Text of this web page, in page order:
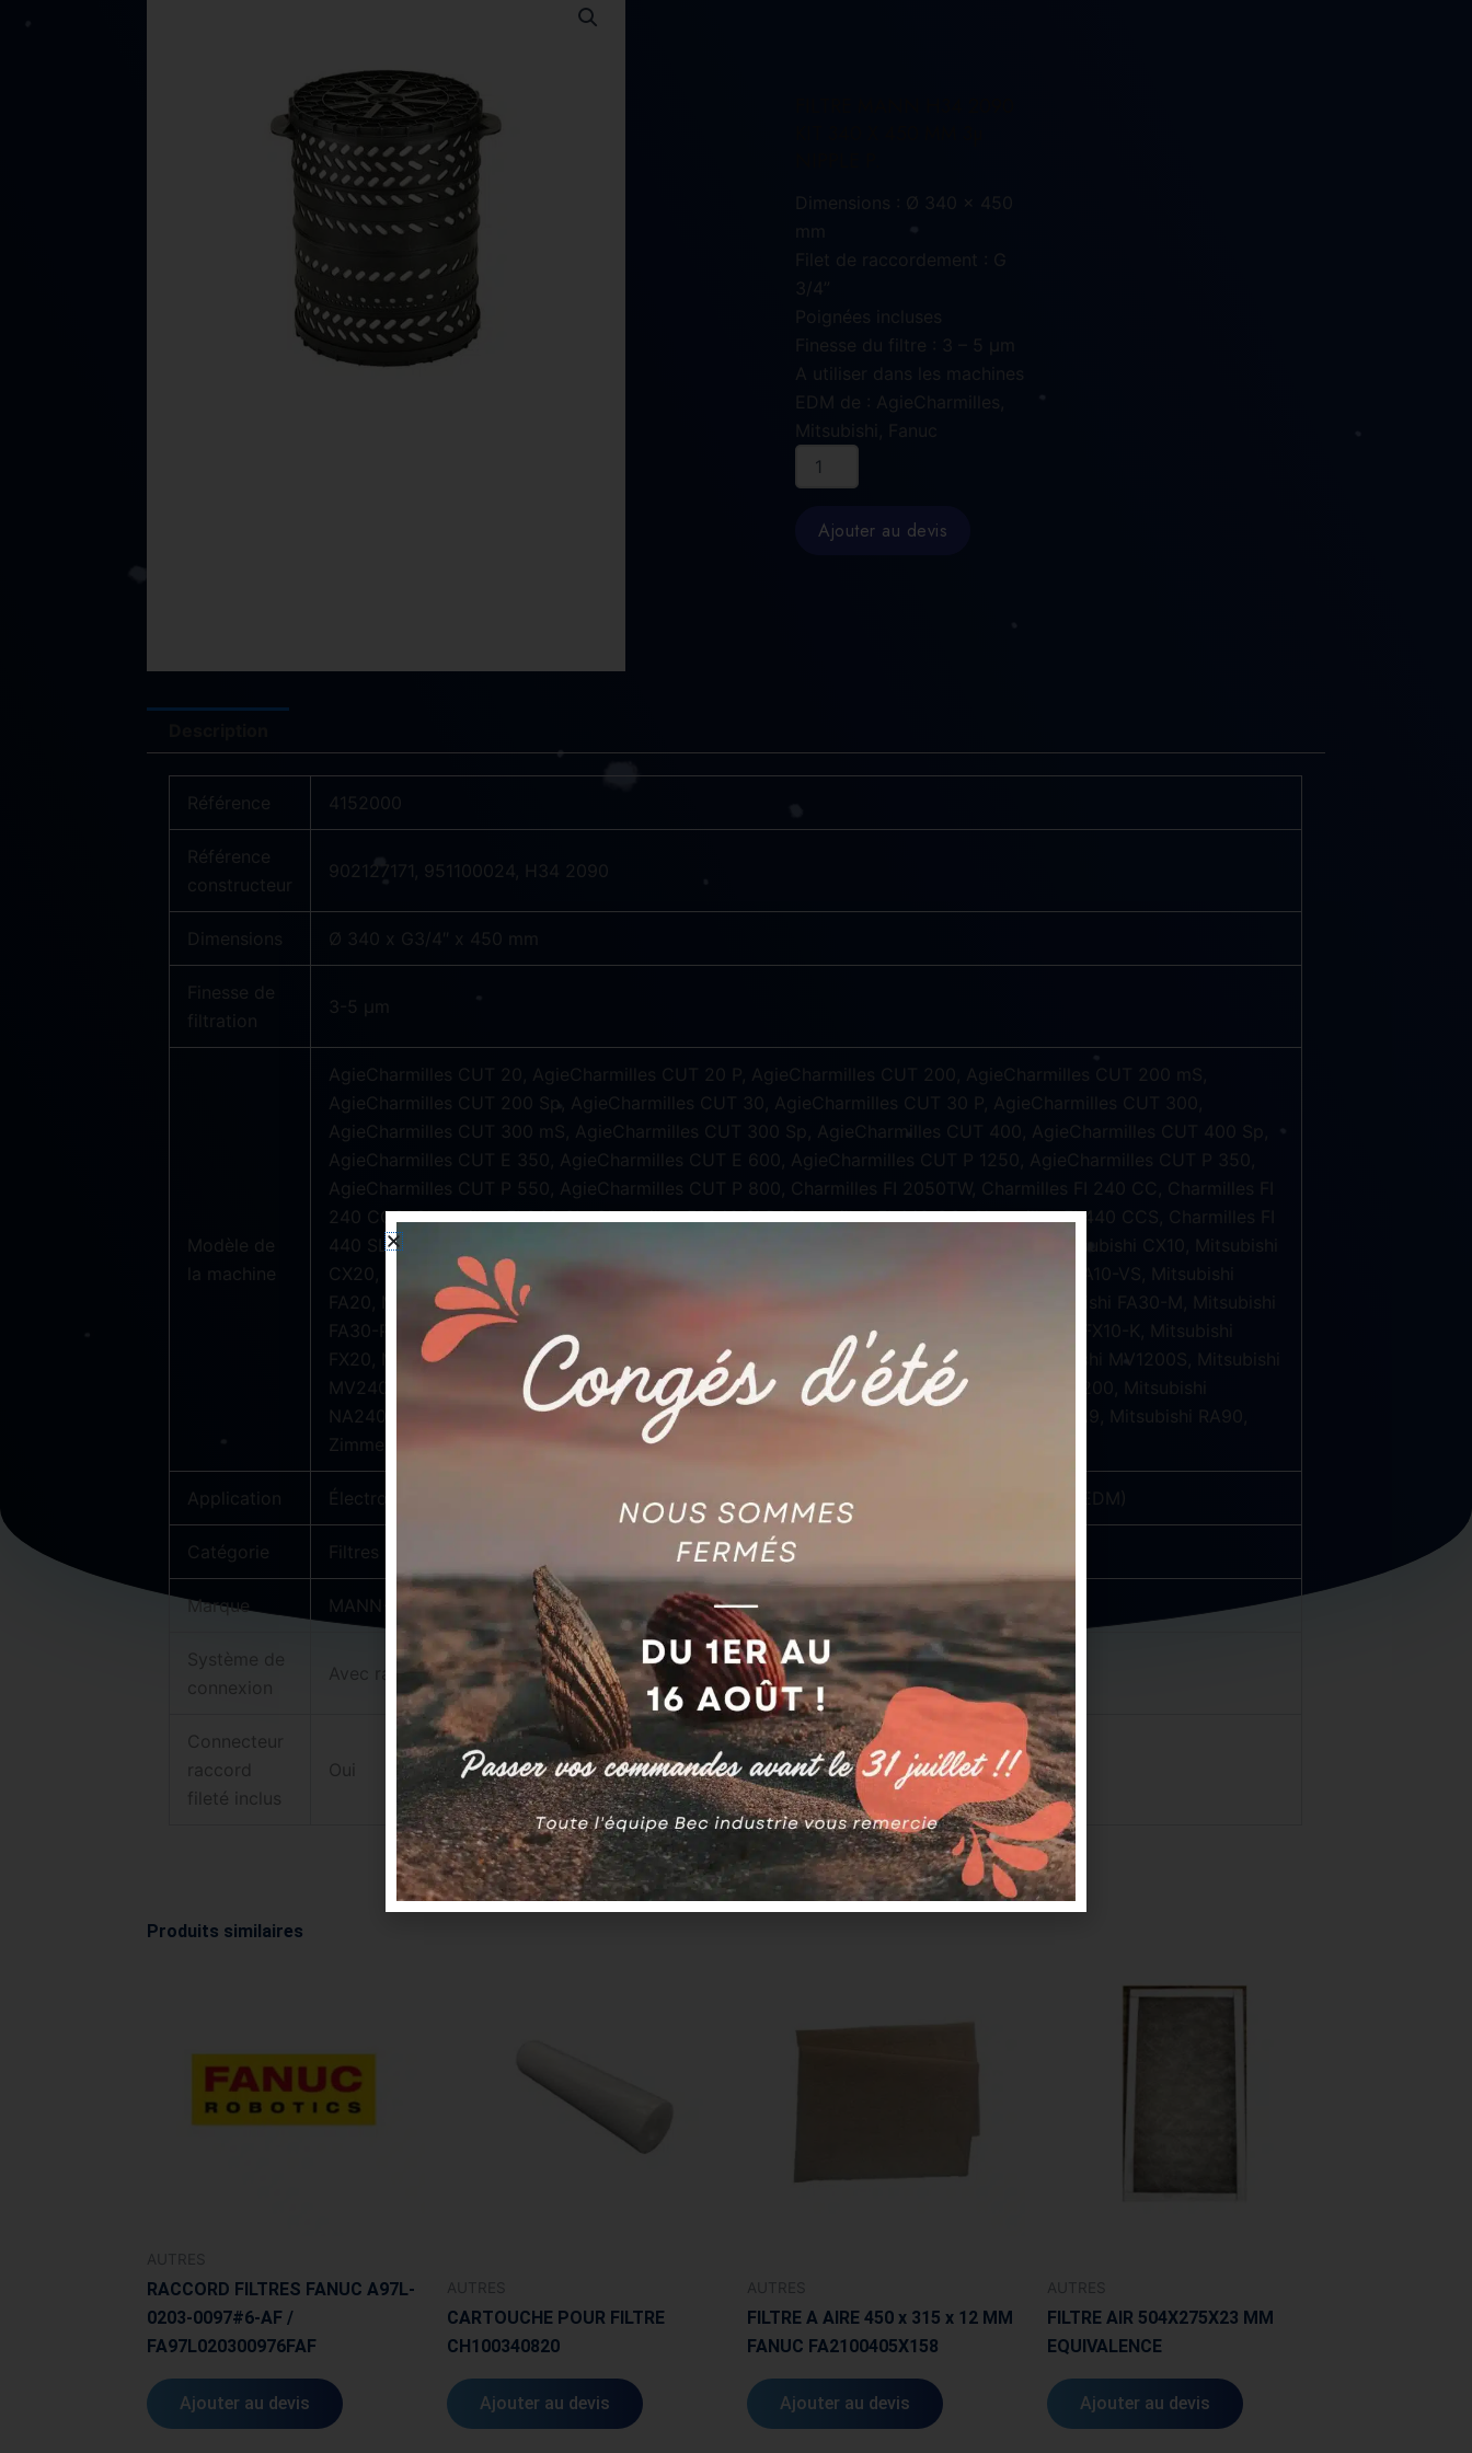
Dimensions : Ø 340 x 450
mm
Filet de raccordement : G
3/4”
Poignées incluses
Finesse du filtre : 3 – 5 μm
A utiliser dans les machines
EDM de : AgieCharmilles,
Mitsubishi, Fanuc
quantité
MANN
H34Ajouter au devis
Référence 4152000
Référence
constructeur
902127171, 951100024, H34 2090
Dimensions Ø 340 x G3/4″ x 450 mm
Finesse de
filtration
3-5 µm
Modèle de
la machine
AgieCharmilles CUT 20, AgieCharmilles CUT 20 P, AgieCharmilles CUT 200, AgieCharmilles CUT 200 mS,
AgieCharmilles CUT 200 Sp, AgieCharmilles CUT 30, AgieCharmilles CUT 30 P, AgieCharmilles CUT 300,
AgieCharmilles CUT 300 mS, AgieCharmilles CUT 300 Sp, AgieCharmilles CUT 400, AgieCharmilles CUT 400 Sp,
AgieCharmilles CUT E 350, AgieCharmilles CUT E 600, AgieCharmilles CUT P 1250, AgieCharmilles CUT P 350,
AgieCharmilles CUT P 550, AgieCharmilles CUT P 800, Charmilles FI 2050TW, Charmilles FI 240 CC, Charmilles FI
240 CCS, Charmilles FI 240 SL, Charmilles FI 240 SLP, Charmilles FI 440 CC, Charmilles FI 440 CCS, Charmilles FI
440 SL, Charmilles FI 440 SLP, Charmilles FI 6050TW, Mitsubishi BA24, Mitsubishi BA8, Mitsubishi CX10, Mitsubishi
CX20, Mitsubishi FA10, Mitsubishi FA10-P, Mitsubishi FA10-S, Mitsubishi FA10-V, Mitsubishi FA10-VS, Mitsubishi
FA20, Mitsubishi FA20-P, Mitsubishi FA20-S, Mitsubishi FA20-V, Mitsubishi FA20-VS, Mitsubishi FA30-M, Mitsubishi
FA30-P, Mitsubishi FA30-V, Mitsubishi FA40, Mitsubishi FA40-V, Mitsubishi FX10, Mitsubishi FX10-K, Mitsubishi
FX20, Mitsubishi FX20-K, Mitsubishi FX30, Mitsubishi FX30-K, Mitsubishi MV1200R, Mitsubishi MV1200S, Mitsubishi
MV2400R, Mitsubishi MV2400S, Mitsubishi MV4800R, Mitsubishi MV4800S, Mitsubishi NA1200, Mitsubishi
NA2400, Mitsubishi PA20, Mitsubishi PX05, Mitsubishi QA10, Mitsubishi QA20, Mitsubishi RA9, Mitsubishi RA90,
Zimmer&Kreim Genius 750 NOVA, Zimmer&Kreim Genius 900 NOVA
Application Électro-érosion à fil, Électro-érosion par enfonçage, Filtres pour machines électroérosion (EDM)
Catégorie Filtres MANN
Marque MANN+HUMMEL
Système de
connexion
Avec raccord rapide
Connecteur
raccord
fileté inclus
Oui
Produits similaires
AUTRES
RACCORD FILTRES FANUC A97L-
0203-0097#6-AF /
FA97L020300976FAF
Ajouter au devis
AUTRES
CARTOUCHE POUR FILTRE
CH100340820
Ajouter au devis
AUTRES
FILTRE A AIRE 450 x 315 x 12 MM
FANUC FA2100405X158
Ajouter au devis
AUTRES
FILTRE AIR 504X275X23 MM
EQUIVALENCE
Ajouter au devis